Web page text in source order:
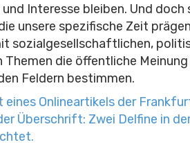
Interesse bleiben. Und doch
unsere spezifische Zeit
sozialgesellschaftlichen,
Themen die öffentliche Meinung
Feldern bestimmen.